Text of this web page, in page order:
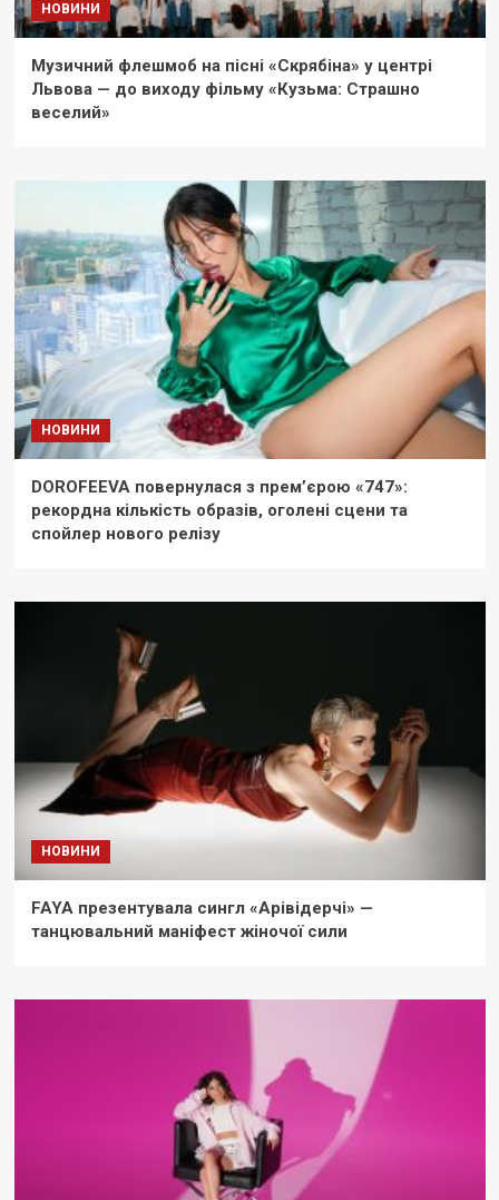
НОВИНИ
Музичний флешмоб на пісні «Скрябіна» у центрі
Львова — до виходу фільму «Кузьма: Страшно
веселий»
НОВИНИ
DOROFEEVA повернулася з прем’єрою «747»:
рекордна кількість образів, оголені сцени та
спойлер нового релізу
НОВИНИ
FAYA презентувала сингл «Арівідерчі» —
танцювальний маніфест жіночої сили